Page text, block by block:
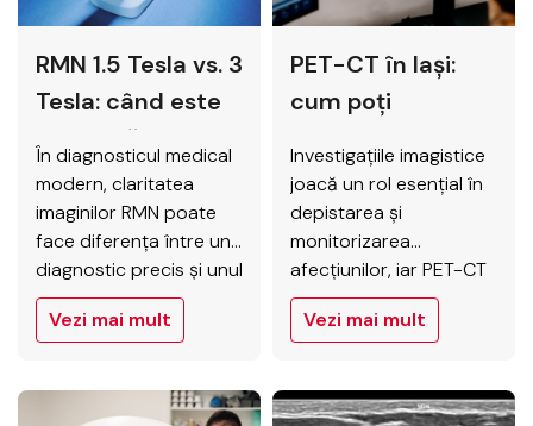
RMN 1.5 Tesla vs. 3
Tesla: când este
esențială
claritatea
superioară pentru
diagnostic?
În diagnosticul medical
modern, claritatea
imaginilor RMN poate
face diferența între un
diagnostic precis și unul
incert. Alegerea
aparatului RMN potrivit
acuratețea examinării,
Vezi mai mult
PET-CT în Iași:
cum poți
decontare CAS și
care este rolul lui
în diagnosticul
precoce?
Investigațiile imagistice
joacă un rol esențial în
depistarea și
monitorizarea
afecțiunilor, iar PET-CT
reprezintă una dintre
cele mai avansate
tehnologie combină
Vezi mai mult